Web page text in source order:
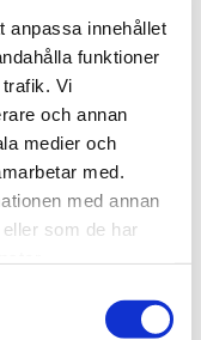
anpassa innehållet
funktioner
Vi
och annan
medier och
med.
med annan
som de har